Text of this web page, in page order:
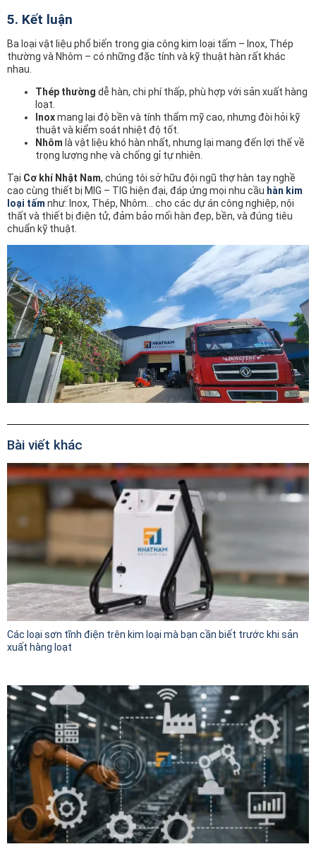
5. Kết luận
Ba loại vật liệu phổ biến trong gia công kim loại tấm – Inox, Thép
thường và Nhôm – có những đặc tính và kỹ thuật hàn rất khác
nhau.
Thép thường dễ hàn, chi phí thấp, phù hợp với sản xuất hàng
loạt.
Inoxmang lại độ bền và tính thẩm mỹ cao, nhưng đòi hỏi kỹ
thuật và kiểm soát nhiệt độ tốt.
Nhôm là vật liệu khó hàn nhất, nhưng lại mang đến lợi thế về
trọng lượng nhẹ và chống gỉ tự nhiên.
Tại Cơ khí Nhật Nam, chúng tôi sở hữu đội ngũ thợ hàn tay nghề
cao cùng thiết bị MIG – TIG hiện đại, đáp ứng mọi nhu cầu hàn kim
loại tấm như: Inox, Thép, Nhôm… cho các dự án công nghiệp, nội
thất và thiết bị điện tử, đảm bảo mối hàn đẹp, bền, và đúng tiêu
chuẩn kỹ thuật.
Bài viết khác
Các loại sơn tĩnh điện trên kim loại mà bạn cần biết trước khi sản
xuất hàng loạt